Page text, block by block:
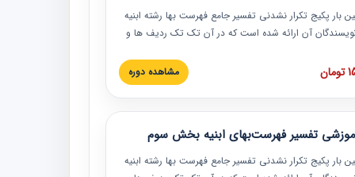
بار پکیج تکرار نشدنی تفسیر جامع فهرست بها رشته ابنیه
نویسندگان آن ارائه شده است که در آن تک تک ردیف ها و
و به همراه تصاویر عملیات اجرایی مرتبط با ردیف های
بها ارائه شده است. این دوره با کلام مهندس
مدیر پروژه مهندسی مشاور در امر بازنگری فهرست
حال فعالیت هستند حتما توصیه می کنیم از مطالب این
نمایند.
مشاهده دوره
تفسیر فهرست‌بهای ابنیه بخش سوم
بار پکیج تکرار نشدنی تفسیر جامع فهرست بها رشته ابنیه